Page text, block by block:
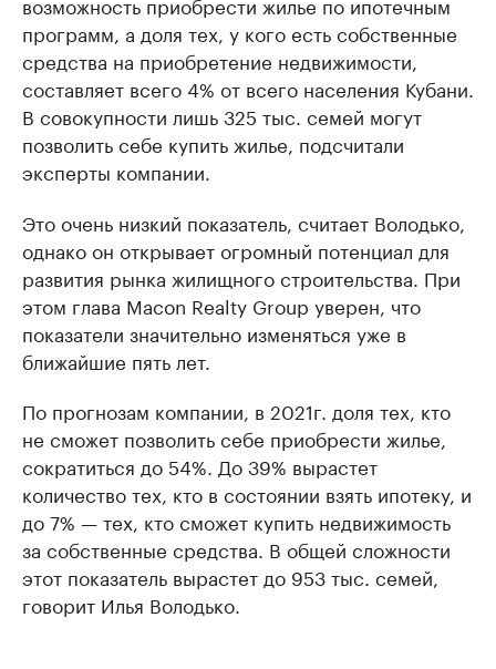
программ, а доля тех, у кого есть собственные
средства на приобретение недвижимости,
составляет всего 4% от всего населения Кубани.
В совокупности лишь 325 тыс. семей могут
позволить себе купить жилье, подсчитали
эксперты компании.
Это очень низкий показатель, считает Володько,
однако он открывает огромный потенциал для
развития рынка жилищного строительства. При
этом глава Macon Realty Group уверен, что
показатели значительно изменяться уже в
ближайшие пять лет.
По прогнозам компании, в 2021г. доля тех, кто
не сможет позволить себе приобрести жилье,
сократиться до 54%. До 39% вырастет
количество тех, кто в состоянии взять ипотеку, и
до 7% — тех, кто сможет купить недвижимость
за собственные средства. В общей сложности
этот показатель вырастет до 953 тыс. семей,
говорит Илья Володько.